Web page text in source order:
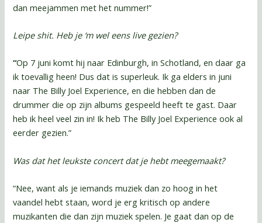
dan meejammen met het nummer!”
Leipe shit. Heb je ‘m wel eens live gezien?
“Op 7 juni komt hij naar Edinburgh, in Schotland, en daar ga
ik toevallig heen! Dus dat is superleuk. Ik ga elders in juni
naar The Billy Joel Experience, en die hebben dan de
drummer die op zijn albums gespeeld heeft te gast. Daar
heb ik heel veel zin in! Ik heb The Billy Joel Experience ook al
eerder gezien.”
Was dat het leukste concert dat je hebt meegemaakt?
“Nee, want als je iemands muziek dan zo hoog in het
vaandel hebt staan, word je erg kritisch op andere
muzikanten die dan zijn muziek spelen. Je gaat dan op de